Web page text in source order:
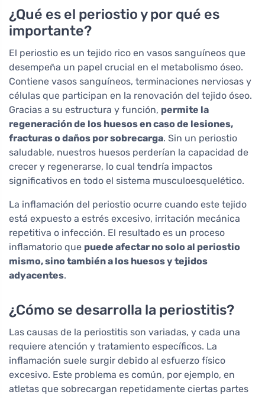
¿Qué es el periostio y por qué es
importante?
El periostio es un tejido rico en vasos sanguíneos que
desempeña un papel crucial en el metabolismo óseo.
Contiene vasos sanguíneos, terminaciones nerviosas y
células que participan en la renovación del tejido óseo.
Gracias a su estructura y función, permite la
regeneración de los huesos en caso de lesiones,
fracturas o daños por sobrecarga. Sin un periostio
saludable, nuestros huesos perderían la capacidad de
crecer y regenerarse, lo cual tendría impactos
significativos en todo el sistema musculoesquelético.
La inflamación del periostio ocurre cuando este tejido
está expuesto a estrés excesivo, irritación mecánica
repetitiva o infección. El resultado es un proceso
inflamatorio que puede afectar no solo al periostio
mismo, sino también a los huesos y tejidos
adyacentes.
¿Cómo se desarrolla la periostitis?
Las causas de la periostitis son variadas, y cada una
requiere atención y tratamiento específicos. La
inflamación suele surgir debido al esfuerzo físico
excesivo. Este problema es común, por ejemplo, en
atletas que sobrecargan repetidamente ciertas partes